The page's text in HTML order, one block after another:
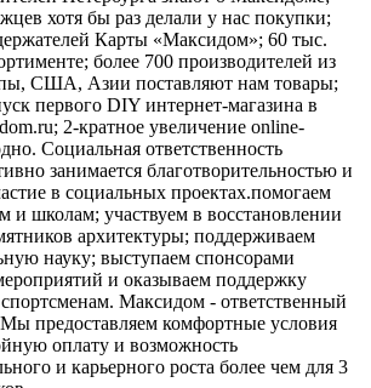
хотя бы раз делали у нас покупки;
Карты «Максидом»; 60 тыс.
более 700 производителей из
США, Азии поставляют нам товары;
первого DIY интернет-магазина в
2-кратное увеличение online-
Социальная ответственность
занимается благотворительностью и
в социальных проектах.помогаем
и школам; участвуем в восстановлении
архитектуры; поддерживаем
науку; выступаем спонсорами
и оказываем поддержку
Максидом - ответственный
Мы предоставляем комфортные условия
оплату и возможность
и карьерного роста более чем для 3